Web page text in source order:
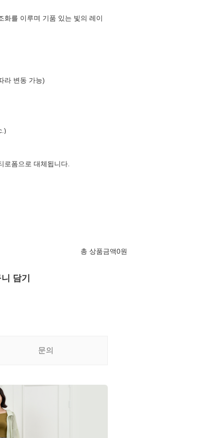
화를 이루며 기품 있는 빛의 레이
라 변동 가능)
로폼으로 대체됩니다.
총 상품금액0원
담기
문의